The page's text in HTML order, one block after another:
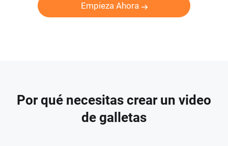
Empieza Ahora
Por qué necesitas crear un video
de galletas